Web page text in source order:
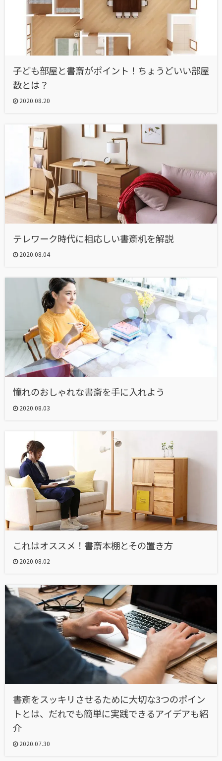
子ども部屋と書斎がポイント！ちょうどいい部屋
数とは？
2020.08.20
テレワーク時代に相応しい書斎机を解説
2020.08.04
憧れのおしゃれな書斎を手に入れよう
2020.08.03
これはオススメ！書斎本棚とその置き方
2020.08.02
書斎をスッキリさせるために大切な3つのポイン
トとは、だれでも簡単に実践できるアイデアも紹
介
2020.07.30